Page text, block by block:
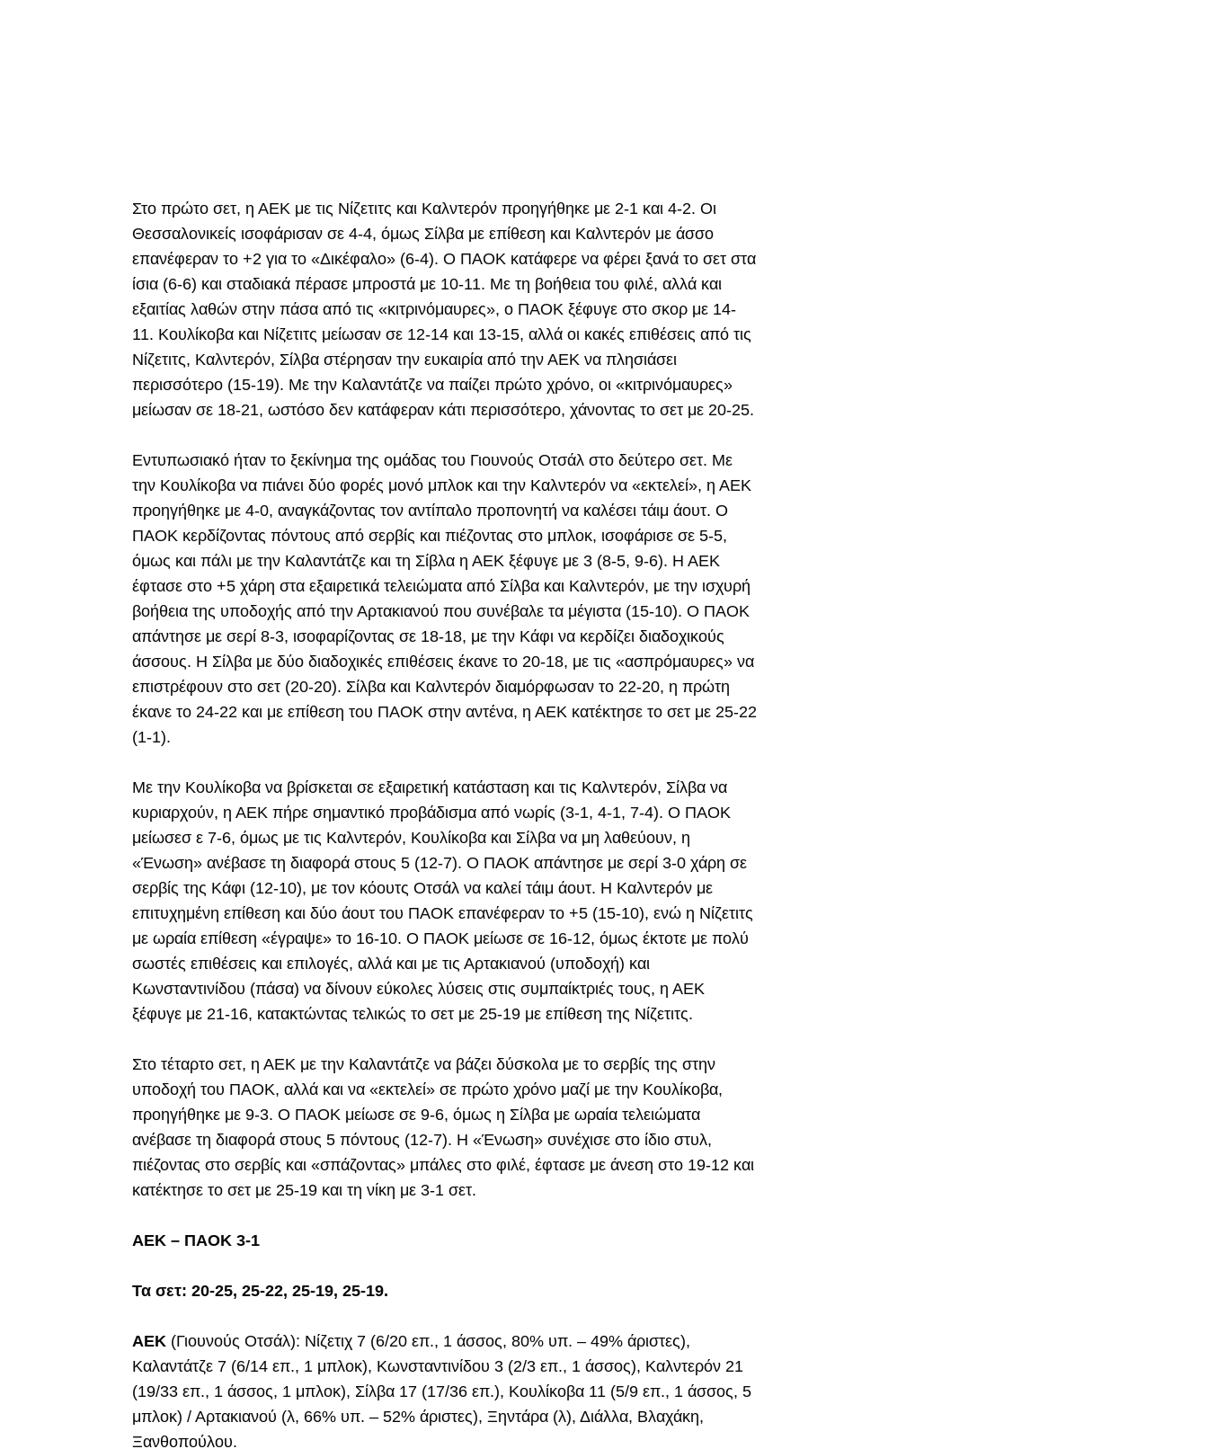
Στο πρώτο σετ, η ΑΕΚ με τις Νίζετιτς και Καλντερόν προηγήθηκε με 2-1 και 4-2. Οι
Θεσσαλονικείς ισοφάρισαν σε 4-4, όμως Σίλβα με επίθεση και Καλντερόν με άσσο
επανέφεραν το +2 για το «Δικέφαλο» (6-4). Ο ΠΑΟΚ κατάφερε να φέρει ξανά το σετ στα
ίσια (6-6) και σταδιακά πέρασε μπροστά με 10-11. Με τη βοήθεια του φιλέ, αλλά και
εξαιτίας λαθών στην πάσα από τις «κιτρινόμαυρες», ο ΠΑΟΚ ξέφυγε στο σκορ με 14-
11. Κουλίκοβα και Νίζετιτς μείωσαν σε 12-14 και 13-15, αλλά οι κακές επιθέσεις από τις
Νίζετιτς, Καλντερόν, Σίλβα στέρησαν την ευκαιρία από την ΑΕΚ να πλησιάσει
περισσότερο (15-19). Με την Καλαντάτζε να παίζει πρώτο χρόνο, οι «κιτρινόμαυρες»
μείωσαν σε 18-21, ωστόσο δεν κατάφεραν κάτι περισσότερο, χάνοντας το σετ με 20-25.
Εντυπωσιακό ήταν το ξεκίνημα της ομάδας του Γιουνούς Οτσάλ στο δεύτερο σετ. Με
την Κουλίκοβα να πιάνει δύο φορές μονό μπλοκ και την Καλντερόν να «εκτελεί», η ΑΕΚ
προηγήθηκε με 4-0, αναγκάζοντας τον αντίπαλο προπονητή να καλέσει τάιμ άουτ. Ο
ΠΑΟΚ κερδίζοντας πόντους από σερβίς και πιέζοντας στο μπλοκ, ισοφάρισε σε 5-5,
όμως και πάλι με την Καλαντάτζε και τη Σίβλα η ΑΕΚ ξέφυγε με 3 (8-5, 9-6). Η ΑΕΚ
έφτασε στο +5 χάρη στα εξαιρετικά τελειώματα από Σίλβα και Καλντερόν, με την ισχυρή
βοήθεια της υποδοχής από την Αρτακιανού που συνέβαλε τα μέγιστα (15-10). Ο ΠΑΟΚ
απάντησε με σερί 8-3, ισοφαρίζοντας σε 18-18, με την Κάφι να κερδίζει διαδοχικούς
άσσους. Η Σίλβα με δύο διαδοχικές επιθέσεις έκανε το 20-18, με τις «ασπρόμαυρες» να
επιστρέφουν στο σετ (20-20). Σίλβα και Καλντερόν διαμόρφωσαν το 22-20, η πρώτη
έκανε το 24-22 και με επίθεση του ΠΑΟΚ στην αντένα, η ΑΕΚ κατέκτησε το σετ με 25-22
(1-1).
Με την Κουλίκοβα να βρίσκεται σε εξαιρετική κατάσταση και τις Καλντερόν, Σίλβα να
κυριαρχούν, η ΑΕΚ πήρε σημαντικό προβάδισμα από νωρίς (3-1, 4-1, 7-4). Ο ΠΑΟΚ
μείωσεσ ε 7-6, όμως με τις Καλντερόν, Κουλίκοβα και Σίλβα να μη λαθεύουν, η
«Ένωση» ανέβασε τη διαφορά στους 5 (12-7). Ο ΠΑΟΚ απάντησε με σερί 3-0 χάρη σε
σερβίς της Κάφι (12-10), με τον κόουτς Οτσάλ να καλεί τάιμ άουτ. Η Καλντερόν με
επιτυχημένη επίθεση και δύο άουτ του ΠΑΟΚ επανέφεραν το +5 (15-10), ενώ η Νίζετιτς
με ωραία επίθεση «έγραψε» το 16-10. Ο ΠΑΟΚ μείωσε σε 16-12, όμως έκτοτε με πολύ
σωστές επιθέσεις και επιλογές, αλλά και με τις Αρτακιανού (υποδοχή) και
Κωνσταντινίδου (πάσα) να δίνουν εύκολες λύσεις στις συμπαίκτριές τους, η ΑΕΚ
ξέφυγε με 21-16, κατακτώντας τελικώς το σετ με 25-19 με επίθεση της Νίζετιτς.
Στο τέταρτο σετ, η ΑΕΚ με την Καλαντάτζε να βάζει δύσκολα με το σερβίς της στην
υποδοχή του ΠΑΟΚ, αλλά και να «εκτελεί» σε πρώτο χρόνο μαζί με την Κουλίκοβα,
προηγήθηκε με 9-3. Ο ΠΑΟΚ μείωσε σε 9-6, όμως η Σίλβα με ωραία τελειώματα
ανέβασε τη διαφορά στους 5 πόντους (12-7). Η «Ένωση» συνέχισε στο ίδιο στυλ,
πιέζοντας στο σερβίς και «σπάζοντας» μπάλες στο φιλέ, έφτασε με άνεση στο 19-12 και
κατέκτησε το σετ με 25-19 και τη νίκη με 3-1 σετ.
ΑΕΚ – ΠΑΟΚ 3-1
Τα σετ: 20-25, 25-22, 25-19, 25-19.
ΑΕΚ (Γιουνούς Οτσάλ): Νίζετιχ 7 (6/20 επ., 1 άσσος, 80% υπ. – 49% άριστες),
Καλαντάτζε 7 (6/14 επ., 1 μπλοκ), Κωνσταντινίδου 3 (2/3 επ., 1 άσσος), Καλντερόν 21
(19/33 επ., 1 άσσος, 1 μπλοκ), Σίλβα 17 (17/36 επ.), Κουλίκοβα 11 (5/9 επ., 1 άσσος, 5
μπλοκ) / Αρτακιανού (λ, 66% υπ. – 52% άριστες), Ξηντάρα (λ), Διάλλα, Βλαχάκη,
Ξανθοπούλου.